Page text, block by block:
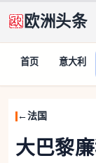
欧洲头条
首页 意大利
法国
大巴黎